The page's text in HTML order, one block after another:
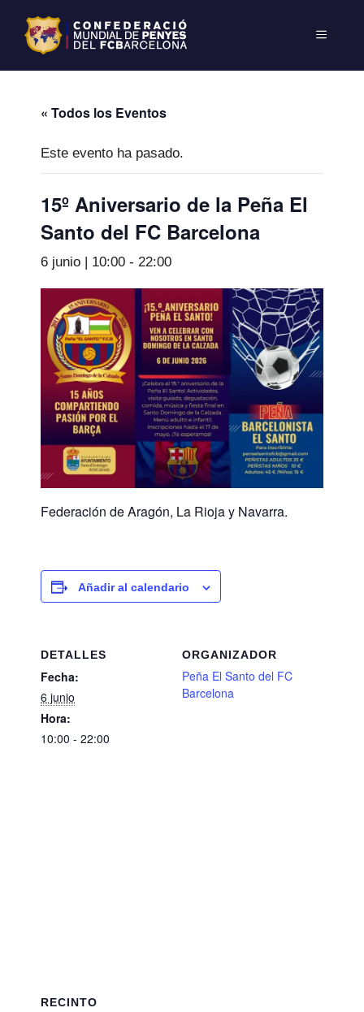
« Todos los Eventos
Este evento ha pasado.
15º Aniversario de la Peña El
Santo del FC Barcelona
6 junio | 10:00 - 22:00
Federación de Aragón, La Rioja y Navarra.
Añadir al calendario
DETALLES
Fecha:
6 junio
Hora:
10:00 - 22:00
ORGANIZADOR
Peña El Santo del FC
Barcelona
RECINTO